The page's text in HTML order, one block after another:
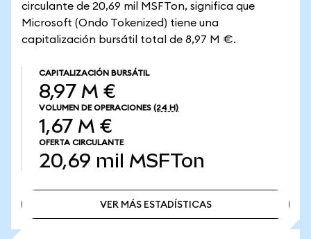
circulante de 20,69 mil MSFTon, significa que
Microsoft (Ondo Tokenized) tiene una
capitalización bursátil total de 8,97 M €.
CAPITALIZACIÓN BURSÁTIL
8,97 M €
VOLUMEN DE OPERACIONES (24 H)
1,67 M €
OFERTA CIRCULANTE
20,69 mil MSFTon
VER MÁS ESTADÍSTICAS